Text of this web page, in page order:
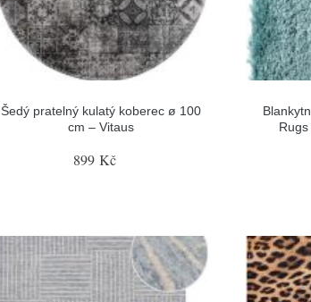
Šedý pratelný kulatý koberec ø 100
cm – Vitaus
899 Kč